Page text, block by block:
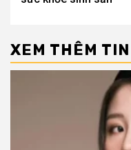
XEM THÊM